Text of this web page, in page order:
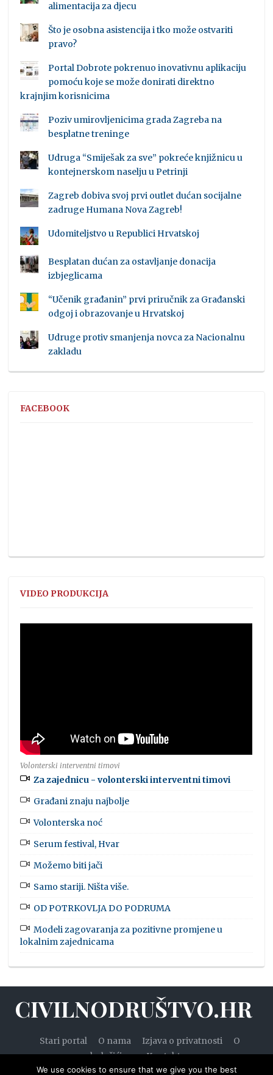
alimentacija za djecu
Što je osobna asistencija i tko može ostvariti
pravo?
Portal Dobrote pokrenuo inovativnu aplikaciju
pomoću koje se može donirati direktno
krajnjim korisnicima
Poziv umirovljenicima grada Zagreba na
besplatne treninge
Udruga “Smiješak za sve” pokreće knjižnicu u
kontejnerskom naselju u Petrinji
Zagreb dobiva svoj prvi outlet dućan socijalne
zadruge Humana Nova Zagreb!
Udomiteljstvo u Republici Hrvatskoj
Besplatan dućan za ostavljanje donacija
izbjeglicama
“Učenik građanin” prvi priručnik za Građanski
odgoj i obrazovanje u Hrvatskoj
Udruge protiv smanjenja novca za Nacionalnu
zakladu
FACEBOOK
VIDEO PRODUKCIJA
Volonterski interventni timovi
Za zajednicu - volonterski interventni timovi
Građani znaju najbolje
Volonterska noć
Serum festival, Hvar
Možemo biti jači
Samo stariji. Ništa više.
OD POTRKOVLJA DO PODRUMA
Modeli zagovaranja za pozitivne promjene u
lokalnim zajednicama
CIVILNODRUŠTVO.HR
Stari portal O nama Izjava o privatnosti
O
kolačićima
Kontakt
We use cookies to ensure that we give you the best